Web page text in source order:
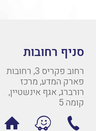
סניף רחובות
רחוב פקריס 3, רחובות
פארק המדע, מרכז
רורברג, אגף אינשטיין,
קומה 5